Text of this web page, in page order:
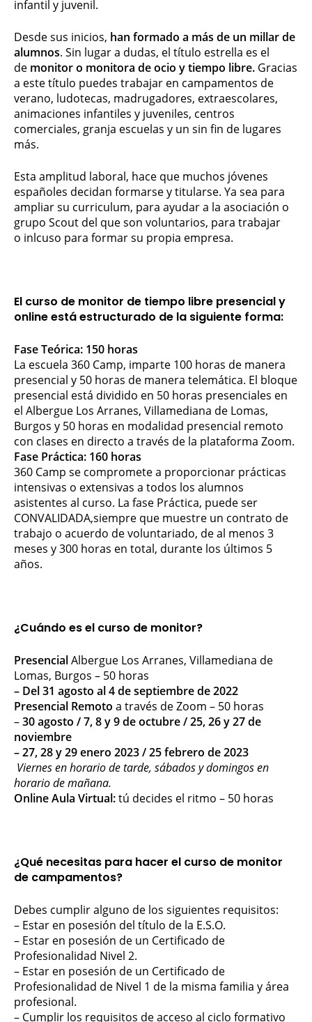
infantil y juvenil.
Desde sus inicios, han formado a más de un millar de
alumnos. Sin lugar a dudas, el título estrella es el
de monitor o monitora de ocio y tiempo libre. Gracias
a este título puedes trabajar en campamentos de
verano, ludotecas, madrugadores, extraescolares,
animaciones infantiles y juveniles, centros
comerciales, granja escuelas y un sin fin de lugares
más.
Esta amplitud laboral, hace que muchos jóvenes
españoles decidan formarse y titularse. Ya sea para
ampliar su curriculum, para ayudar a la asociación o
grupo Scout del que son voluntarios, para trabajar
o inlcuso para formar su propia empresa.
El curso de monitor de tiempo libre presencial y
onlineestá estructurado de la siguiente forma:
Fase Teórica: 150 horas
La escuela 360 Camp, imparte 100 horas de manera
presencial y 50 horas de manera telemática. El bloque
presencial está dividido en 50 horas presenciales en
el Albergue Los Arranes, Villamediana de Lomas,
Burgos y 50 horas en modalidad presencial remoto
con clases en directo a través de la plataforma Zoom.
Fase Práctica: 160 horas
360 Camp se compromete a proporcionar prácticas
intensivas o extensivas a todos los alumnos
asistentes al curso. La fase Práctica, puede ser
CONVALIDADA,siempre que muestre un contrato de
trabajo o acuerdo de voluntariado, de al menos 3
meses y 300 horas en total, durante los últimos 5
años.
¿Cuándo es el curso de monitor?
PresencialAlbergue Los Arranes, Villamediana de
Lomas, Burgos – 50 horas
– Del 31 agosto al 4 de septiembre de 2022
Presencial Remoto a través de Zoom – 50 horas
–30 agosto / 7, 8 y 9 de octubre / 25, 26 y 27 de
noviembre
– 27, 28 y 29 enero 2023 / 25 febrero de 2023
Viernes en horario de tarde, sábados y domingos en
horario de mañana.
Online Aula Virtual:tú decides el ritmo – 50 horas
¿Qué necesitas para hacer el curso de monitor
de campamentos?
Debes cumplir alguno de los siguientes requisitos:
– Estar en posesión del título de la E.S.O.
– Estar en posesión de un Certificado de
Profesionalidad Nivel 2.
– Estar en posesión de un Certificado de
Profesionalidad de Nivel 1 de la misma familia y área
profesional.
– Cumplir los requisitos de acceso al ciclo formativo